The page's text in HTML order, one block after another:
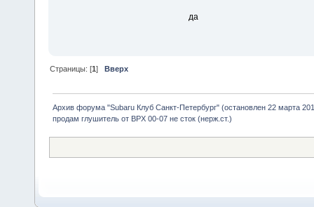
да
Страницы: [1]Вверх
Архив форума "Subaru Клуб Санкт-Петербург" (остановлен 22 марта
продам глушитель от ВРХ 00-07 не сток (нерж.ст.)